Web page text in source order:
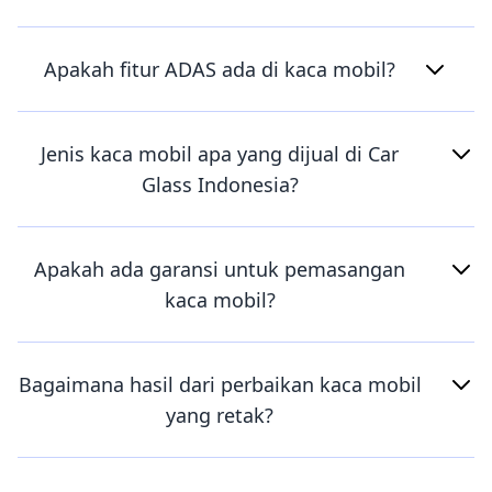
Apakah fitur ADAS ada di kaca mobil?
Jenis kaca mobil apa yang dijual di Car
Glass Indonesia?
Apakah ada garansi untuk pemasangan
kaca mobil?
Bagaimana hasil dari perbaikan kaca mobil
yang retak?